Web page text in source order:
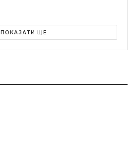
ПОКАЗАТИ ЩЕ